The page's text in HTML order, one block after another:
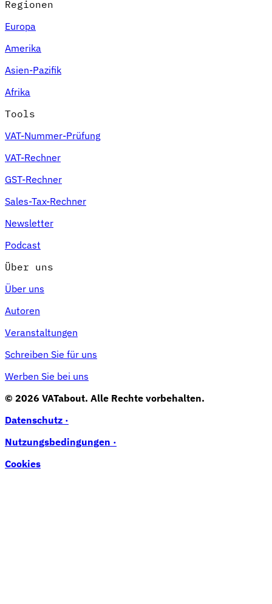
Regionen
Europa
Amerika
Asien-Pazifik
Afrika
Tools
VAT-Nummer-Prüfung
VAT-Rechner
GST-Rechner
Sales-Tax-Rechner
Newsletter
Podcast
Über uns
Über uns
Autoren
Veranstaltungen
Schreiben Sie für uns
Werben Sie bei uns
© 2026 VATabout. Alle Rechte vorbehalten.
Datenschutz ·
Nutzungsbedingungen ·
Cookies